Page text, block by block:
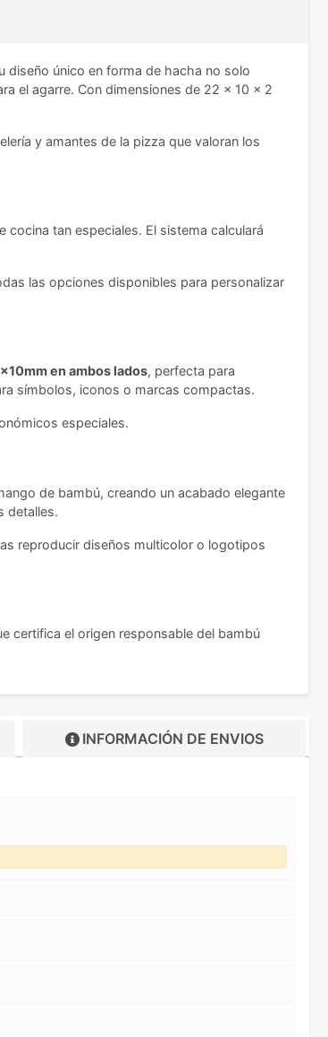
diseño único en forma de hacha no solo
el agarre. Con dimensiones de 22 x 10 x 2
y amantes de la pizza que valoran los
tan especiales. El sistema calculará
las opciones disponibles para personalizar
en ambos lados, perfecta para
símbolos, iconos o marcas compactas.
especiales.
de bambú, creando un acabado elegante
detalles.
reproducir diseños multicolor o logotipos
certifica el origen responsable del bambú
INFORMACIÓN DE ENVIOS